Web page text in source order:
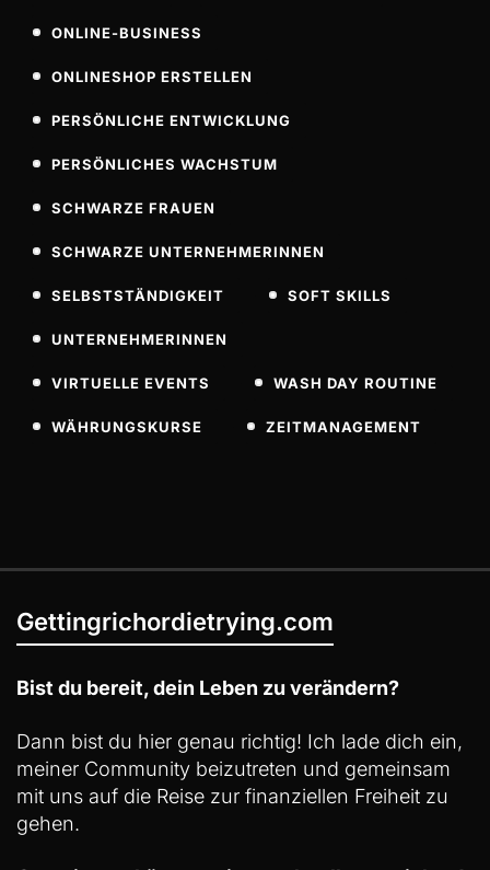
ONLINE-BUSINESS
ONLINESHOP ERSTELLEN
PERSÖNLICHE ENTWICKLUNG
PERSÖNLICHES WACHSTUM
SCHWARZE FRAUEN
SCHWARZE UNTERNEHMERINNEN
SELBSTSTÄNDIGKEIT SOFT SKILLS
UNTERNEHMERINNEN
VIRTUELLE EVENTS WASH DAY ROUTINE
WÄHRUNGSKURSE ZEITMANAGEMENT
Gettingrichordietrying.com
Bist du bereit, dein Leben zu verändern?
Dann bist du hier genau richtig! Ich lade dich ein,
meiner Community beizutreten und gemeinsam
mit uns auf die Reise zur finanziellen Freiheit zu
gehen.